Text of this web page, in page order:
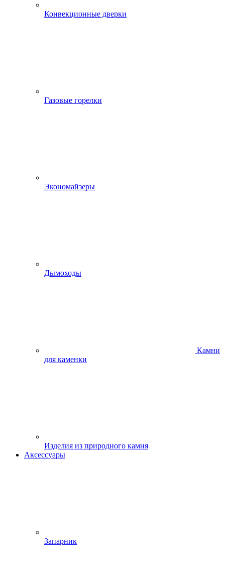
Конвекционные дверки
Газовые горелки
Экономайзеры
Дымоходы
Камни
для каменки
Изделия из природного камня
Аксессуары
Запарник